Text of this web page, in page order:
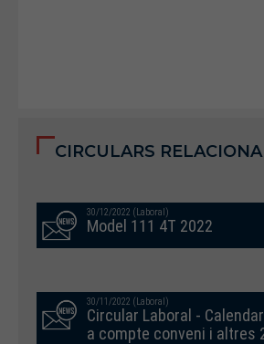
CIRCULARS
30/12/2022 (Laboral)
Model 111 4T 2022
30/11/2022 (Laboral)
Circular Laboral -
a compte conveni i altres